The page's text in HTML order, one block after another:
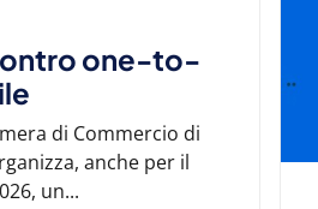
one-to-
di Commercio di
anche per il
un...